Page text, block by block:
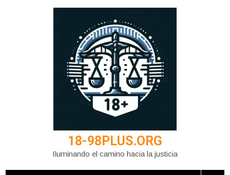
18-98PLUS.ORG
Iluminando el camino hacia la justicia